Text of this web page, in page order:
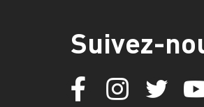
Suivez-